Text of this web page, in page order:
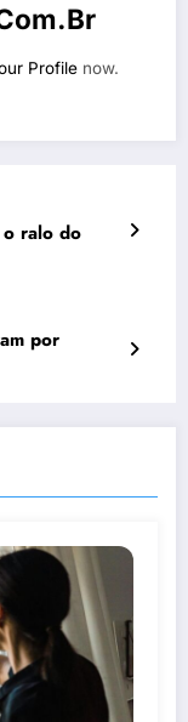
Profile now.
ralo do
por